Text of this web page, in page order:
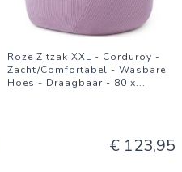
Roze Zitzak XXL - Corduroy -
Zacht/Comfortabel - Wasbare
Hoes - Draagbaar - 80 x...
€ 123,95